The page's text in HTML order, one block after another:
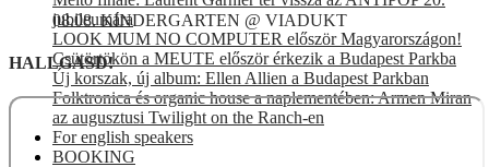
jubileumára
LOOK MUM NO COMPUTER először Magyarországon!
Csütörtökön a MEUTE először érkezik a Budapest Parkba
Új korszak, új album: Ellen Allien a Budapest Parkban
Folktronica és organic house a naplementében: Armen Miran
az augusztusi Twilight on the Ranch-en
For english speakers
BOOKING
08.08. KINDERGARTEN @ VIADUKT
HALLGASD!